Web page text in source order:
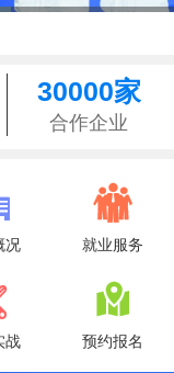
30000家
合作企业
况

就业服务
战

预约报名